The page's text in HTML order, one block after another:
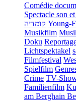
Comédie
Spectacle son
קומדיה Young-
Musikfilm
Doku
Lichtspektakel
Filmfestival
Spielfilm
Crime TV-
Familienfilm
am Berghain